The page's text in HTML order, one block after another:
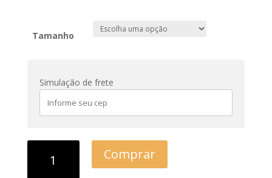
Tamanho
Simulação de frete
Comprar